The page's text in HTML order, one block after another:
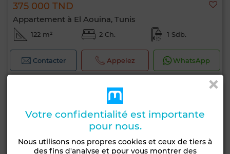
375 000 TND
Appartement à El Aouina, Tunis
122 m² 2 Ch. 1 Sdb.
Contacter Appelez WhatsApp
Votre confidentialité est importante
pour nous.
Nous utilisons nos propres cookies et ceux de tiers à
des fins d'analyse et pour vous montrer des